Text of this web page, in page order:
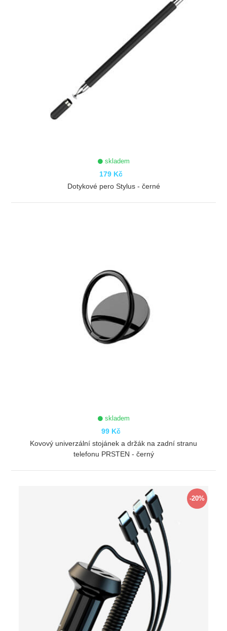
skladem
179 Kč
Dotykové pero Stylus - černé
skladem
99 Kč
Kovový univerzální stojánek a držák na zadní stranu
telefonu PRSTEN - černý
-20%